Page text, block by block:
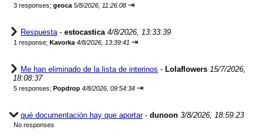
3 responses; geoca 5/8/2026, 11:26:08 ⇥
Respuesta- estocastica 4/8/2026, 13:33:39
1 response; Kavorka 4/8/2026, 13:39:41 ⇥
Me han eliminado de la lista de interinos - Lolaflowers 15/7/2026,
18:08:37
5 responses; Popdrop 4/8/2026, 09:54:34 ⇥
qué documentación hay que aportar- dunoon 3/8/2026, 18:59:23
No responses